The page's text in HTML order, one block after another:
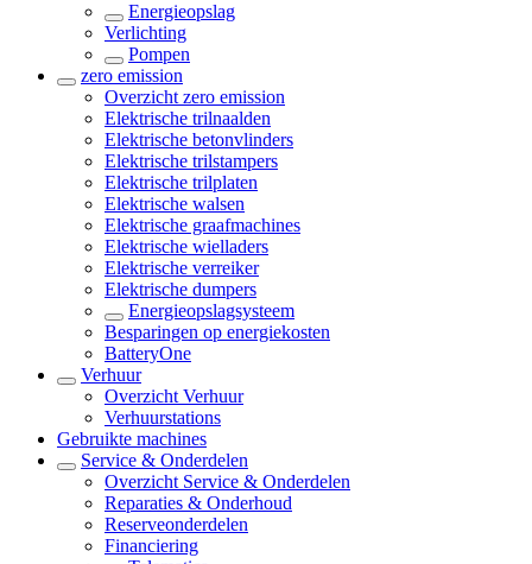
Energieopslag
Verlichting
Pompen
zero emission
Overzicht zero emission
Elektrische trilnaalden
Elektrische betonvlinders
Elektrische trilstampers
Elektrische trilplaten
Elektrische walsen
Elektrische graafmachines
Elektrische wielladers
Elektrische verreiker
Elektrische dumpers
Energieopslagsysteem
Besparingen op energiekosten
BatteryOne
Verhuur
Overzicht Verhuur
Verhuurstations
Gebruikte machines
Service & Onderdelen
Overzicht Service & Onderdelen
Reparaties & Onderhoud
Reserveonderdelen
Financiering